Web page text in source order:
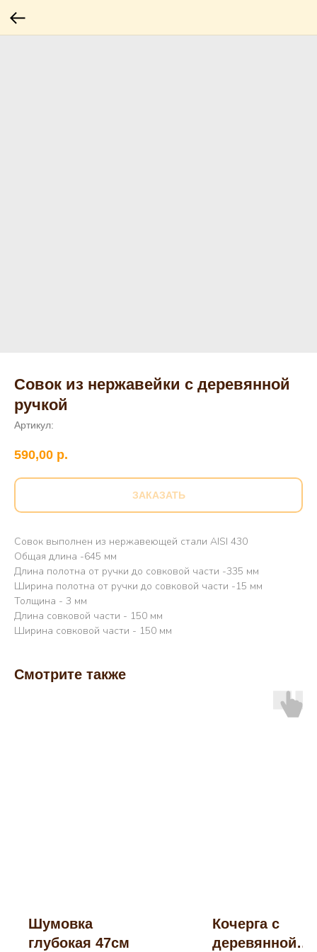
Совок из нержавейки с деревянной
ручкой
Артикул:
590,00 р.
ЗАКАЗАТЬ
Совок выполнен из нержавеющей стали AISI 430
Общая длина -645 мм
Длина полотна от ручки до совковой части -335 мм
Ширина полотна от ручки до совковой части -15 мм
Толщина - 3 мм
Длина совковой части - 150 мм
Ширина совковой части - 150 мм
Смотрите также
Шумовка
глубокая 47см
Кочерга с
деревянной